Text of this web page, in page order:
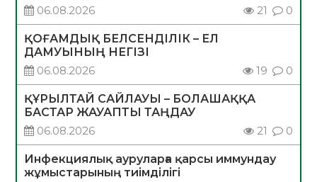
06.08.2026
21 0
ҚОҒАМДЫҚ БЕЛСЕНДІЛІК – ЕЛ
ДАМУЫНЫҢ НЕГІЗІ
06.08.2026
19 0
ҚҰРЫЛТАЙ САЙЛАУЫ – БОЛАШАҚҚА
БАСТАР ЖАУАПТЫ ТАҢДАУ
06.08.2026
21 0
Инфекциялық ауруларға қарсы иммундау
жұмыстарының тиімділігі